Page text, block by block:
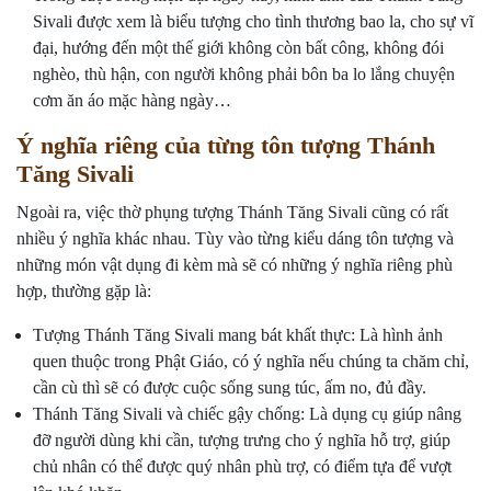
Sivali được xem là biểu tượng cho tình thương bao la, cho sự vĩ
đại, hướng đến một thế giới không còn bất công, không đói
nghèo, thù hận, con người không phải bôn ba lo lắng chuyện
cơm ăn áo mặc hàng ngày…
Ý nghĩa riêng của từng tôn tượng Thánh
Tăng Sivali
Ngoài ra, việc thờ phụng tượng Thánh Tăng Sivali cũng có rất
nhiều ý nghĩa khác nhau. Tùy vào từng kiểu dáng tôn tượng và
những món vật dụng đi kèm mà sẽ có những ý nghĩa riêng phù
hợp, thường gặp là:
Tượng Thánh Tăng Sivali mang bát khất thực: Là hình ảnh
quen thuộc trong Phật Giáo, có ý nghĩa nếu chúng ta chăm chỉ,
cần cù thì sẽ có được cuộc sống sung túc, ấm no, đủ đầy.
Thánh Tăng Sivali và chiếc gậy chống: Là dụng cụ giúp nâng
đỡ người dùng khi cần, tượng trưng cho ý nghĩa hỗ trợ, giúp
chủ nhân có thể được quý nhân phù trợ, có điểm tựa để vượt